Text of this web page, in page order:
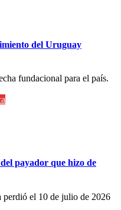
del Uruguay
fundacional para el país.
payador que hizo de
el 10 de julio de 2026